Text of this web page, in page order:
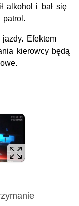
alkohol i bał się
Efektem
kierowcy będą